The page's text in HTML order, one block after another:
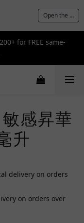
Open the App
for FREE same-
for FREE same-
Join now! ➔
for FREE same-
感昇華
升
delivery on orders
on orders over